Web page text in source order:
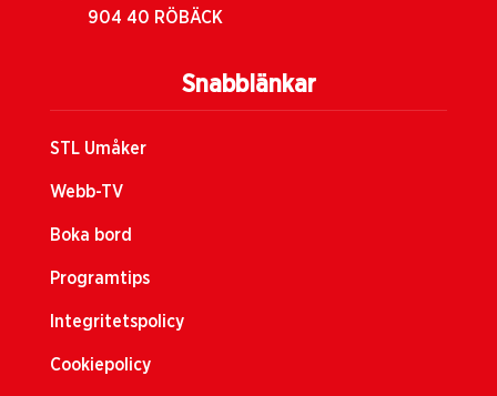
Snabblänkar
STL Umåker
Webb-TV
Boka bord
Programtips
Integritetspolicy
Cookiepolicy
904 40 RÖBÄCK